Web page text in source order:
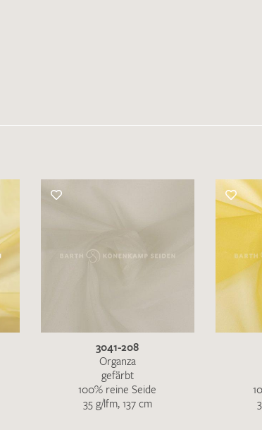
3041-208
Organza
gefärbt
100% reine Seide
35 g/lfm, 137 cm